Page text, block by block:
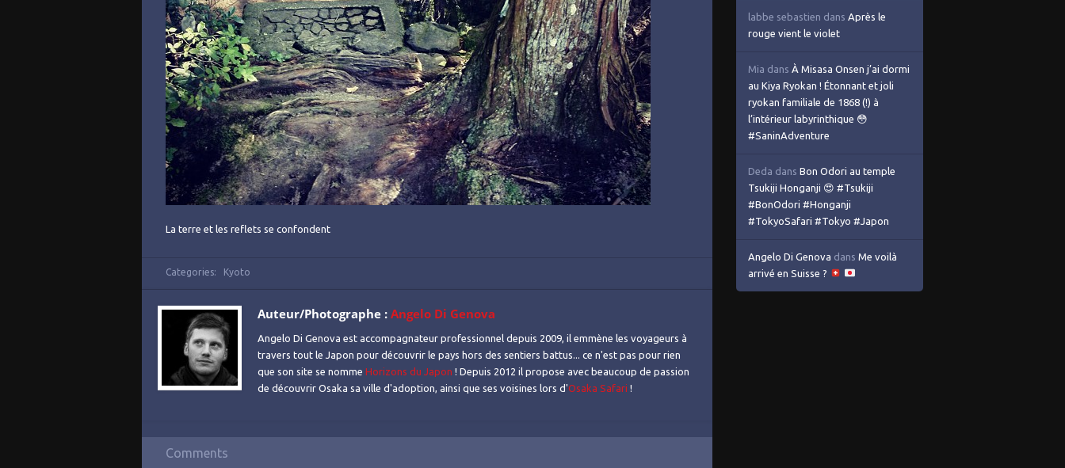
La terre et les reflets se confondent
Categories: Kyoto
Auteur/Photographe : Angelo Di Genova
Angelo Di Genova est accompagnateur professionnel depuis 2009, il emmène les voyageurs à
travers tout le Japon pour découvrir le pays hors des sentiers battus... ce n'est pas pour rien
que son site se nomme Horizons du Japon ! Depuis 2012 il propose avec beaucoup de passion
de découvrir Osaka sa ville d'adoption, ainsi que ses voisines lors d'Osaka Safari !
Comments
labbe sebastien dans Après le
rouge vient le violet
Mia dans À Misasa Onsen j’ai dormi
au Kiya Ryokan ! Étonnant et joli
ryokan familiale de 1868 (!) à
l’intérieur labyrinthique 😳
#SaninAdventure
Deda dans Bon Odori au temple
Tsukiji Honganji 😍 #Tsukiji
#BonOdori #Honganji
#TokyoSafari #Tokyo #Japon
Angelo Di Genova dans Me voilà
arrivé en Suisse ?